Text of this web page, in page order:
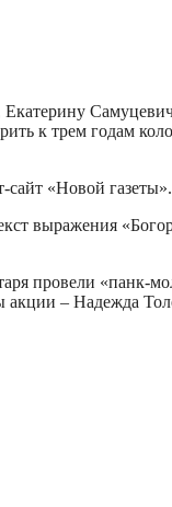
Екатерину
к трем годам
«Новой газеты».
выражения
провели «панк-
акции – Надежда